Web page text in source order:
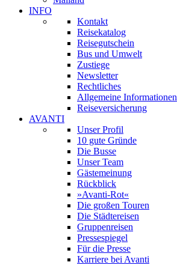
INFO
Kontakt
Reisekatalog
Reisegutschein
Bus und Umwelt
Zustiege
Newsletter
Rechtliches
Allgemeine Informationen
Reiseversicherung
AVANTI
Unser Profil
10 gute Gründe
Die Busse
Unser Team
Gästemeinung
Rückblick
»Avanti-Rot«
Die großen Touren
Die Städtereisen
Gruppenreisen
Pressespiegel
Für die Presse
Karriere bei Avanti